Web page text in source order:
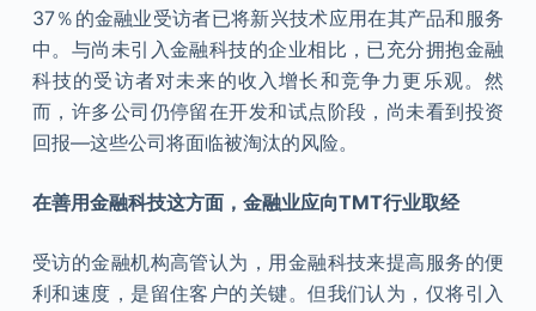
37％的金融业受访者已将新兴技术应用在其产品和服务
中。与尚未引入金融科技的企业相比，已充分拥抱金融
科技的受访者对未来的收入增长和竞争力更乐观。然
而，许多公司仍停留在开发和试点阶段，尚未看到投资
回报—这些公司将面临被淘汰的风险。
在善用金融科技这方面，金融业应向TMT行业取经
受访的金融机构高管认为，用金融科技来提高服务的便
利和速度，是留住客户的关键。但我们认为，仅将引入